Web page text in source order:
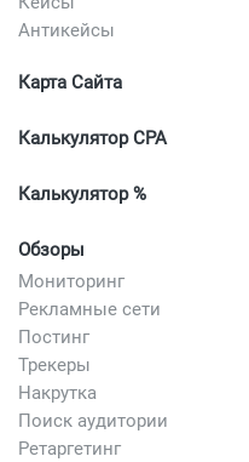
Антикейсы
Карта Сайта
Калькулятор CPA
Калькулятор %
Обзоры
Мониторинг
Рекламные сети
Постинг
Трекеры
Накрутка
Поиск аудитории
Ретаргетинг